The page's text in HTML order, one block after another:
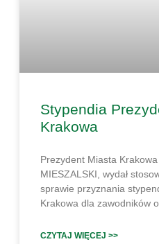
Stypendia
Krakowa
Prezydent Miasta
MIESZALSKI, wydał
sprawie przyznania
Krakowa dla zawodników
CZYTAJ WIĘCEJ >>